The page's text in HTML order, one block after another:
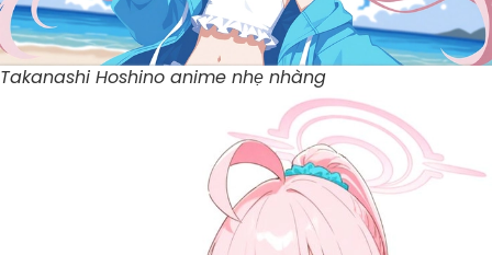
Takanashi Hoshino anime nhẹ nhàng